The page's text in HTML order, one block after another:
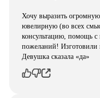
Хочу выразить огромную
ювелирную (во всех
консультацию, помощь
пожеланий! Изготовили
Девушка сказала «да»